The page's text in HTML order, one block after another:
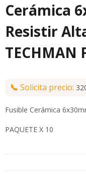
Cerámica
Resistir
TECHMAN
📞 Solicita precio:
Fusible Cerámica
PAQUETE X 10